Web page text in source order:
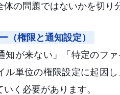
の問題ではないかを切り
（権限と通知設定）
知が来ない」「特定のフ
ル単位の権限設定に起因
く必要があります。